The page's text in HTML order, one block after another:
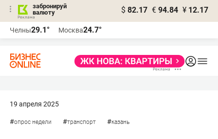
забронируй
валюту
$ 82.17 € 94.84 ¥ 12.17
Челны29.1° Москва24.7°
19 апреля 2025
#опрос недели #транспорт #казань